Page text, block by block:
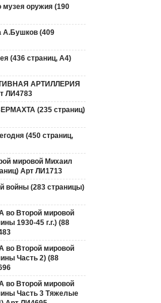
музея оружия (190
А.Бушков (409
(436 страниц, А4)
АРТИЛЛЕРИЯ
ЛИ4783
(235 страниц)
(450 страниц,
мировой Михаил
Арт ЛИ1713
войны (283 страницы)
во Второй мировой
1930-45 г.г.) (88
во Второй мировой
Часть 2) (88
во Второй мировой
Часть 3 Тяжелые